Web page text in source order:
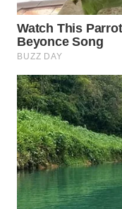
SPORT
WAHANA
UMKM
WAHANA
SELEB
WAHANA
PERSONA
WAHANA